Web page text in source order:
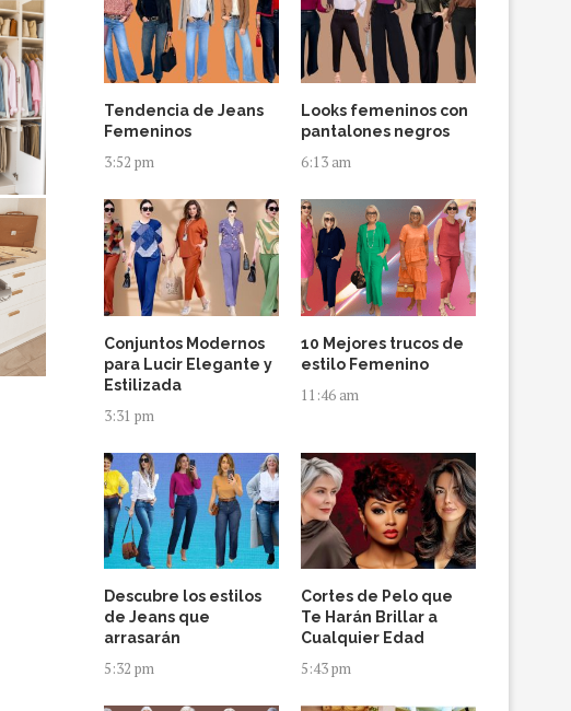
Tendencia de Jeans
Femeninos
3:52 pm
Looks femeninos con
pantalones negros
6:13 am
Conjuntos Modernos
para Lucir Elegante y
Estilizada
3:31 pm
10 Mejores trucos de
estilo Femenino
11:46 am
Descubre los estilos
de Jeans que
arrasarán
5:32 pm
Cortes de Pelo que
Te Harán Brillar a
Cualquier Edad
5:43 pm